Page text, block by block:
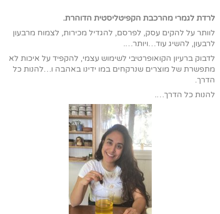
לרדת לגמרי מהרכבת הקפיטליסטית הדוהרת.
לוותר על להקים עסק, לפרסם, להגדיל מכירות, לצמוח מרבעון
לרבעון, להשיג עוד…ויותר….
לדבוק ברעיון הקואופרטיבי לשימוש עצמי, להקפיד על איכות לא
מתפשרת של מוצרים שנרקחים במו ידינו באהבה ו…להנות כל
הדרך.
להנות כל הדרך….